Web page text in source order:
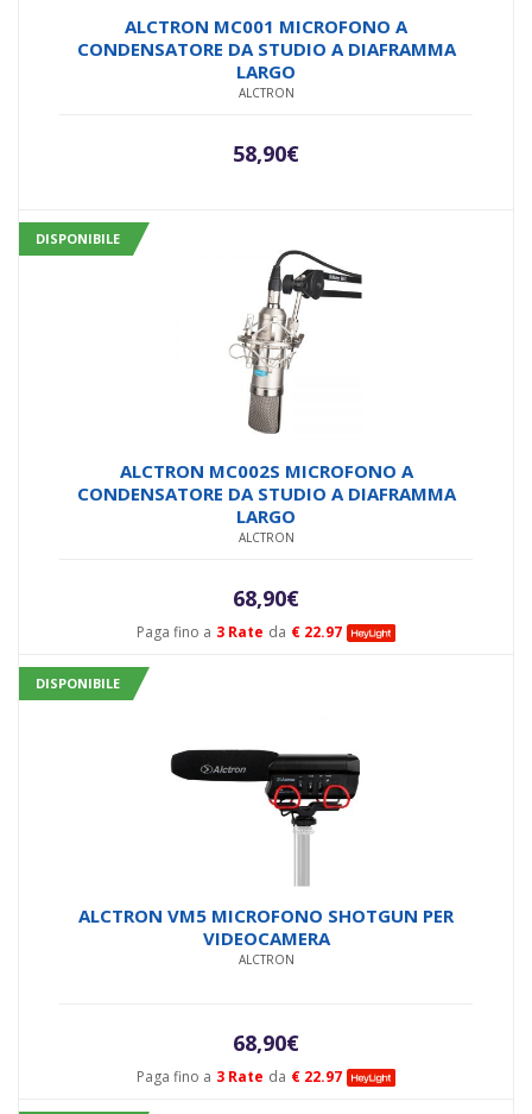
ALCTRON MC001 MICROFONO A
CONDENSATORE DA STUDIO A DIAFRAMMA
LARGO
ALCTRON
58,90€
DISPONIBILE
Paga fino a 3 Rate da € 22.97
ALCTRON MC002S MICROFONO A
CONDENSATORE DA STUDIO A DIAFRAMMA
LARGO
ALCTRON
68,90€
DISPONIBILE
Paga fino a 3 Rate da € 22.97
ALCTRON VM5 MICROFONO SHOTGUN PER
VIDEOCAMERA
ALCTRON
68,90€